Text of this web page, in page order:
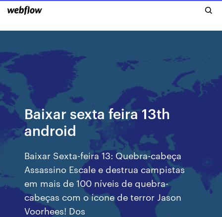
Baixar sexta feira 13th
android
Baixar Sexta-feira 13: Quebra-cabeça
Assassino Escale e destrua campistas
em mais de 100 níveis de quebra-
cabeças com o ícone de terror Jason
Voorhees! Dos